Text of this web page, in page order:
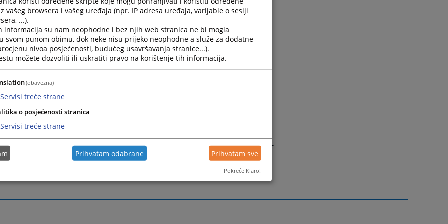
na brojeve:
800 – Centrala
802 –Pisarnica
808 –Zemljišno knjižni ured (ZK ured)
–
Tehnički sekretar
–
opsud-gracanica@pravosudje.ba
u Općinskom sudu u Gračanici možete kontaktirati lično putem e-
sljedeći format adrese elektronske
vašeg browsera i vašeg uređaja (npr. IP adresa uređaja, varijable o sesiji
...).
informacija su nam neophodne i bez njih web stranica ne bi mogla
svom punom obimu, dok neke nisu prijeko neophodne a služe za dodatne
nivoa posjećenosti, budućeg usavršavanja stranice...).
možete dozvoliti ili uskratiti pravo na korištenje tih informacija.
(obavezna)
Servisi treće strane
o posjećenosti stranica
Servisi treće strane
Prihvatam odabrane Prihvatam sve
Pokreće Klaro!